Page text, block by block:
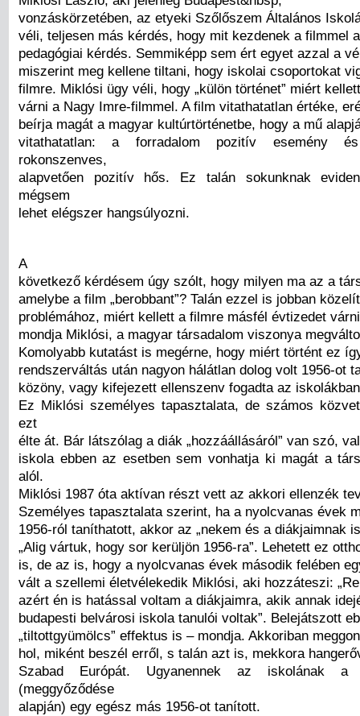
vonzáskörzetében, az etyeki Szőlőszem Általános
véli, teljesen más kérdés, hogy mit kezdenek a filmmel
pedagógiai kérdés. Semmiképp sem ért egyet azzal a
miszerint meg kellene tiltani, hogy iskolai csoportokat
filmre. Miklósi ügy véli, hogy „külön történet” miért
várni a Nagy Imre-filmmel. A film vitathatatlan értéke,
beírja magát a magyar kultúrtörténetbe, hogy a mű
vitathatatlan: a forradalom pozitív esemény
rokonszenves,
alapvetően pozitív hős. Ez talán sokunknak
mégsem
lehet elégszer hangsúlyozni.
A
következő kérdésem úgy szólt, hogy milyen ma az a
amelybe a film „berobbant”? Talán ezzel is jobban
problémához, miért kellett a filmre másfél évtizedet
mondja Miklósi, a magyar társadalom viszonya
Komolyabb kutatást is megérne, hogy miért történt ez
rendszerváltás után nagyon hálátlan dolog volt 1956-ot
közöny, vagy kifejezett ellenszenv fogadta az
Ez Miklósi személyes tapasztalata, de számos
ezt
élte át. Bár látszólag a diák „hozzáállásáról” van szó,
iskola ebben az esetben sem vonhatja ki magát a
alól.
Miklósi 1987 óta aktívan részt vett az akkori ellenzék
Személyes tapasztalata szerint, ha a nyolcvanas évek
1956-ról taníthatott, akkor az „nekem és a diákjaimnak
„Alig vártuk, hogy sor kerüljön 1956-ra”. Lehetett ez
is, de az is, hogy a nyolcvanas évek második felében
vált a szellemi életvélekedik Miklósi, aki hozzáteszi:
azért én is hatással voltam a diákjaimra, akik annak
budapesti belvárosi iskola tanulói voltak”. Belejátszott
„tiltottgyümölcs” effektus is – mondja. Akkoriban
hol, miként beszél erről, s talán azt is, mekkora
Szabad Európát. Ugyanennek az iskolának a
(meggyőződése
alapján) egy egész más 1956-ot tanított.